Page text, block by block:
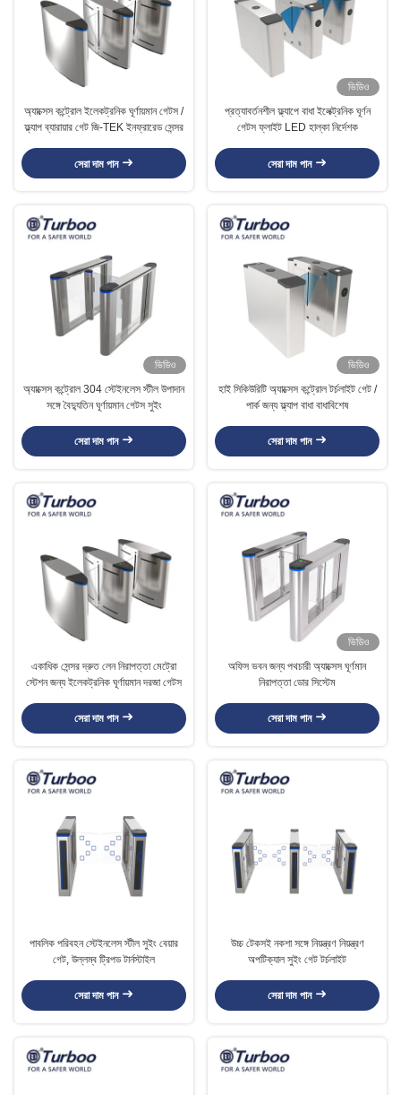
অ্যাক্সেস কন্ট্রোল ইলেকট্রনিক ঘূর্ণায়মান গেটস /
ফ্ল্যাপ ব্যারায়ার গেট জি-TEK ইনফ্রারেড সেন্সর
সেরা দাম পান
ভিডিও
প্রত্যাবর্তনশীল ফ্ল্যাপে বাধা ইলেক্ট্রনিক ঘূর্ণন
গেটস ফ্লাইট LED হাল্কা নির্দেশক
সেরা দাম পান
ভিডিও
অ্যাক্সেস কন্ট্রোল 304 স্টেইনলেস স্টীল উপাদান
সঙ্গে বৈদ্যুতিন ঘূর্ণায়মান গেটস সুইং
সেরা দাম পান
ভিডিও
হাই সিকিউরিটি অ্যাক্সেস কন্ট্রোল টর্চলাইট গেট /
পার্ক জন্য ফ্ল্যাপ বাধা বাধাবিশেষ
সেরা দাম পান
একাধিক সেন্সর দ্রুত লেন নিরাপত্তা মেট্রো
স্টেশন জন্য ইলেকট্রনিক ঘূর্ণায়মান দরজা গেটস
সেরা দাম পান
ভিডিও
অফিস ভবন জন্য পথচারী অ্যাক্সেস ঘূর্ণমান
নিরাপত্তা ডোর সিস্টেম
সেরা দাম পান
পাবলিক পরিবহন স্টেইনলেস স্টীল সুইং বেয়ার
গেট, উল্লম্ব ট্রিপড টার্নস্টাইল
সেরা দাম পান
উচ্চ টেকসই নকশা সঙ্গে নিয়ন্ত্রণ নিয়ন্ত্রণ
অপটিক্যাল সুইং গেট টর্চলাইট
সেরা দাম পান